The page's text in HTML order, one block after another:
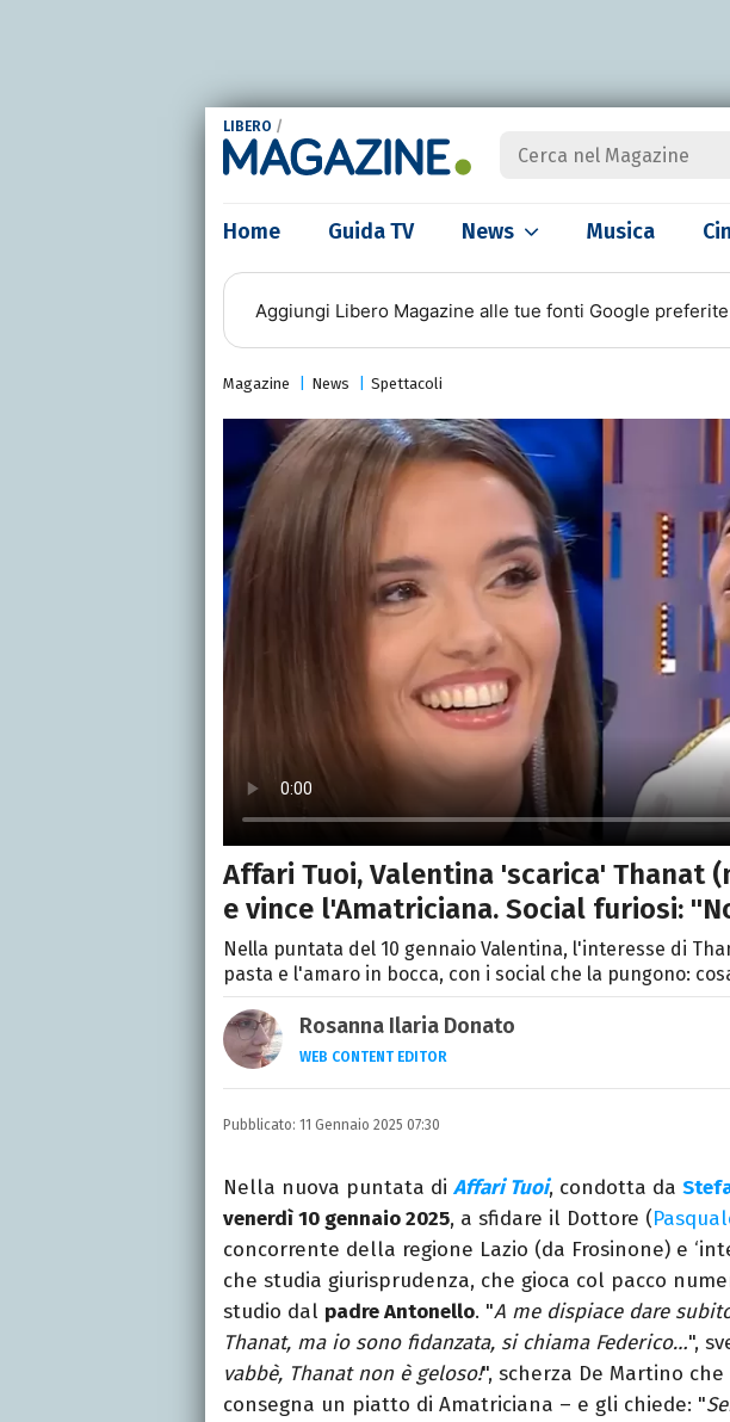
LIBERO /
Home Guida TV News Musica
Aggiungi Libero Magazine alle tue fonti Google preferite
Magazine News Spettacoli
Affari Tuoi, Valentina 'scarica' Thanat
e vince l'Amatriciana. Social furiosi:
Nella puntata del 10 gennaio Valentina, l'interesse di
pasta e l'amaro in bocca, con i social che la pungono:
Rosanna Ilaria Donato
WEB CONTENT EDITOR
Laureata in Linguaggi dei Media, mi dedico
dell’intrattenimento da 10 anni. Ho lavorato
Pubblicato: 11 Gennaio 2025 07:30
Nella nuova puntata di Affari Tuoi, condotta da
venerdì 10 gennaio 2025, a sfidare il Dottore (
concorrente della regione Lazio (da Frosinone) e
che studia giurisprudenza, che gioca col pacco
studio dal padre Antonello. "A me dispiace dare
Thanat, ma io sono fidanzata, si chiama Federico…",
vabbè, Thanat non è geloso!", scherza De Martino
consegna un piatto di Amatriciana – e gli chiede: "